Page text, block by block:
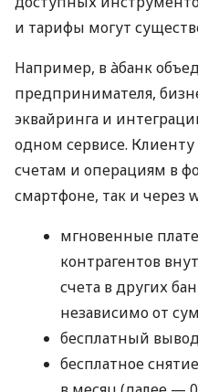
и тарифы могут
Например, в àбанк
предпринимателя,
эквайринга и
одном сервисе. Клиенту
счетам и операциям в
смартфоне, так и через
мгновенные
контрагентов
счета в других
независимо от
бесплатный
бесплатное